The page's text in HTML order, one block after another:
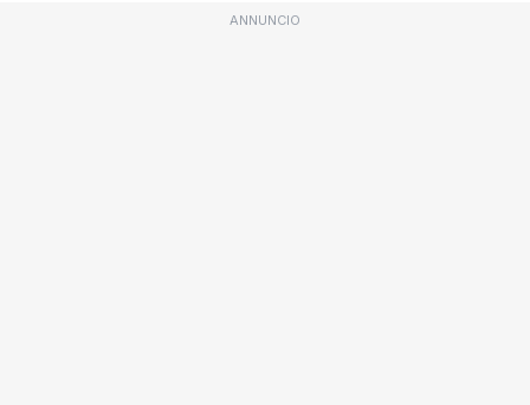
ANNUNCIO